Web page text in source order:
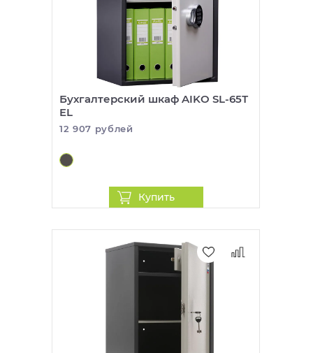
Бухгалтерский шкаф AIKO SL-65Т
EL
12 907 рублей
Купить